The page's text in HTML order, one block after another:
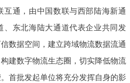
通，由中国数联与西部陆海新通
、东北海陆大通道代表企业共同发
数据空间，建立跨域物流数据流通
建数字物流生态圈，切实降低物流
首批发起单位将充分发挥自身的影